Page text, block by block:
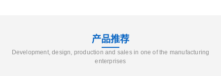
产品推荐
Development, design, production and sales in one of the manufacturing
enterprises